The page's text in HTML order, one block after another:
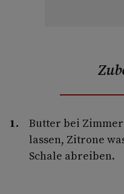
Butter bei
lassen, Zitrone
Schale abreiben.